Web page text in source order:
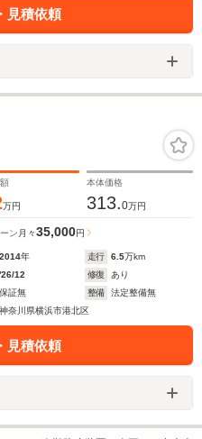
見積依頼
万円
本体価格
313.0万円
ン 月々35,000円
2014年 走行 6.5万km
'26/12 修復
あり
保証無 整備
法定整備無
神奈川県横浜市港北区
見積依頼